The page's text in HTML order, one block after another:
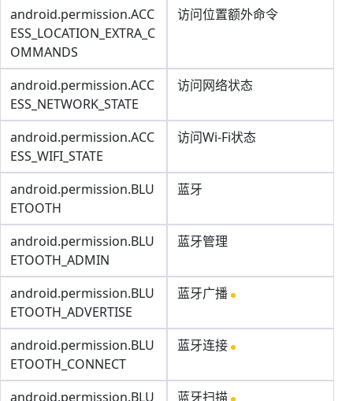
android.permission.ACC
ESS_LOCATION_EXTRA_C
OMMANDS
访问位置额外命令
android.permission.ACC
ESS_NETWORK_STATE
访问网络状态
android.permission.ACC
ESS_WIFI_STATE
访问Wi-Fi状态
android.permission.BLU
ETOOTH
蓝牙
android.permission.BLU
ETOOTH_ADMIN
蓝牙管理
android.permission.BLU
ETOOTH_ADVERTISE
蓝牙广播
android.permission.BLU
ETOOTH_CONNECT
蓝牙连接
android.permission.BLU 蓝牙扫描